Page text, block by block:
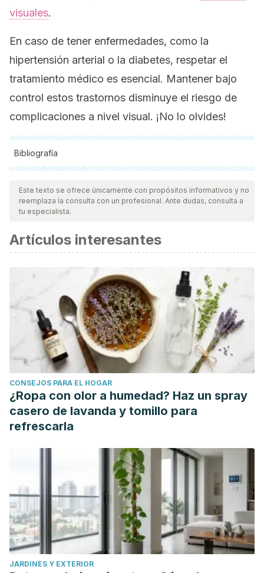
visuales.
En caso de tener enfermedades, como la
hipertensión arterial o la diabetes, respetar el
tratamiento médico es esencial. Mantener bajo
control estos trastornos disminuye el riesgo de
complicaciones a nivel visual. ¡No lo olvides!
Bibliografía
Todas las fuentes citadas fueron revisadas a profundidad por
nuestro equipo, para asegurar su calidad, confiabilidad,
vigencia y validez.La bibliografía de este artículo fue
científica.
Navidad: tus ojos también sufren los excesos. (n.d.).
Fundación Salud Visual, Desarrollo Optométrico y
Audiológico. Disponible en https://www.funsavi.es/salud-
visual/navidad-tus-ojos-tambien-sufren-excesos
Dziedziak J, Zaleska-Żmijewska A, Szaflik JP, Cudnoch-
Jędrzejewska A. Impact of Arterial Hypertension on the
Eye: A Review of the Pathogenesis, Diagnostic Methods,
and Treatment of Hypertensive Retinopathy. Med Sci
Monit. 2022 Jan 20;28:e935135. doi: 10.12659/MSM.935135.
PMID: 35046380; PMCID: PMC8790937.
Nentwich MM, Ulbig MW. Diabetic retinopathy - ocular
Apr 15;6(3):489-99. doi: 10.4239/wjd.v6.i3.489. PMID:
25897358; PMCID: PMC4398904.
Schweigert FJ, Reimann J. Mikronährstoffe und ihre
Bedeutung für das Auge--Wirkungsweise von
Lutein/Zeaxanthin und Omega-3-Fettsäuren [Micronutrients
and their relevance for the eye--function of lutein,
zeaxanthin and omega-3 fatty acids]. Klin Monbl
Augenheilkd. 2011 Jun;228(6):537-43. German. doi:
Este texto se ofrece únicamente con propósitos informativos y no
reemplaza la consulta con un profesional. Ante dudas, consulta a
tu especialista.
Artículos interesantes
CONSEJOS PARA EL HOGAR
¿Ropa con olor a humedad? Haz un spray
casero de lavanda y tomillo para
refrescarla
JARDINES Y EXTERIOR